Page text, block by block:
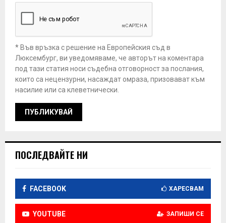
* Във връзка с решение на Европейския съд в
Люксембург, ви уведомяваме, че авторът на коментара
под тази статия носи съдебна отговорност за послания,
които са нецензурни, насаждат омраза, призовават към
насилие или са клеветнически.
ПОСЛЕДВАЙТЕ НИ
FACEBOOK ХАРЕСВАМ
YOUTUBE ЗАПИШИ СЕ